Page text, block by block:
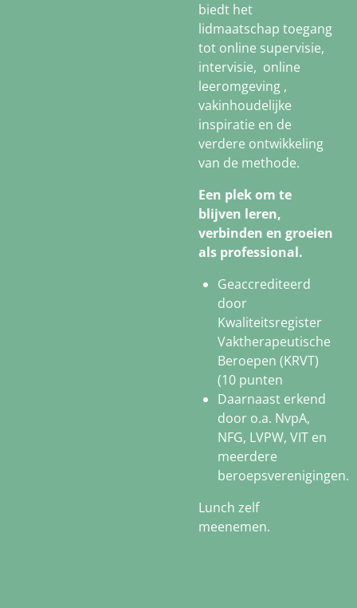
biedt het
lidmaatschap toegang
tot online supervisie,
intervisie, online
leeromgeving ,
vakinhoudelijke
inspiratie en de
verdere ontwikkeling
van de methode.
Een plek om te
blijven leren,
verbinden en groeien
als professional.
Geaccrediteerd
door
Kwaliteitsregister
Vaktherapeutische
Beroepen (KRVT)
(10 punten
Daarnaast erkend
door o.a. NvpA,
NFG, LVPW, VIT en
meerdere
beroepsverenigingen.
Lunch zelf
meenemen.